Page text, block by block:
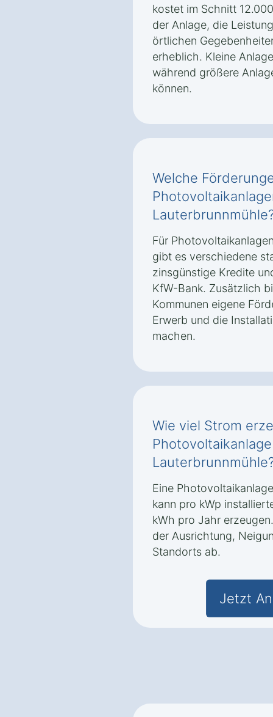
kostet im Schnitt
der Anlage, die
örtlichen
erheblich. Kleine
während größere
können.
Welche
Für
gibt es verschiedene
zinsgünstige Kredite
KfW-Bank. Zusätzlich
Kommunen eigene
Erwerb und die
machen.
Wie viel Strom
Eine
kann pro kWp
kWh pro Jahr
der Ausrichtung,
Standorts ab.
Jetzt